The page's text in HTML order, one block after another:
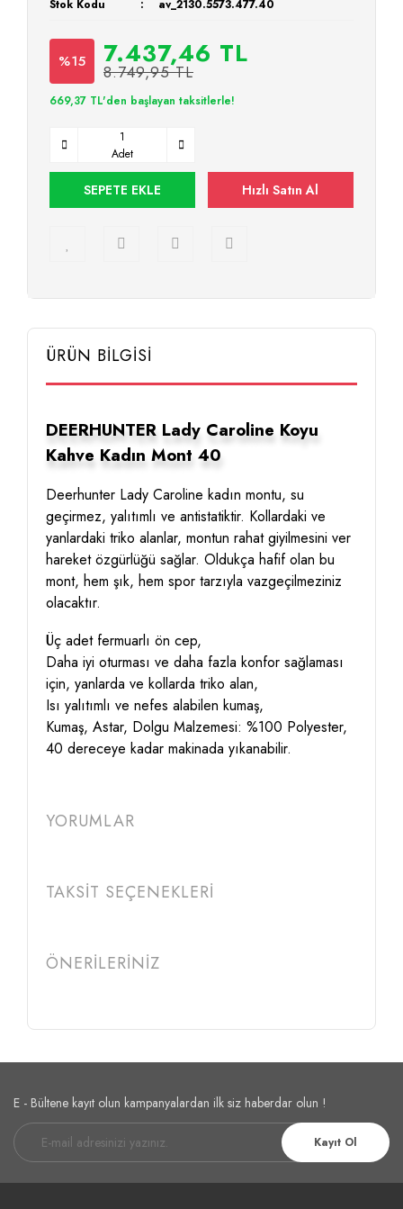
Stok Kodu av_2130.5573.477.40
%15 7.437,46 TL
8.749,95 TL
669,37 TL'den başlayan taksitlerle!
Adet
SEPETE EKLE Hızlı Satın Al
ÜRÜN BİLGİSİ
DEERHUNTER Lady Caroline Koyu
Kahve Kadın Mont 40
Deerhunter Lady Caroline kadın montu, su
geçirmez, yalıtımlı ve antistatiktir. Kollardaki ve
yanlardaki triko alanlar, montun rahat giyilmesini ver
hareket özgürlüğü sağlar. Oldukça hafif olan bu
mont, hem şık, hem spor tarzıyla vazgeçilmeziniz
olacaktır.
Üç adet fermuarlı ön cep,
Daha iyi oturması ve daha fazla konfor sağlaması
için, yanlarda ve kollarda triko alan,
Isı yalıtımlı ve nefes alabilen kumaş,
Kumaş, Astar, Dolgu Malzemesi: %100 Polyester,
40 dereceye kadar makinada yıkanabilir.
YORUMLAR
TAKSİT SEÇENEKLERİ
ÖNERİLERİNİZ
E - Bültene kayıt olun kampanyalardan ilk siz haberdar olun !
Kayıt Ol